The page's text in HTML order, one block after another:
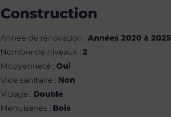
Construction
Année de rénovation : Années 2020 à 2025
Nombre de niveaux : 2
Mitoyenneté : Oui
Vide sanitaire : Non
Vitrage : Double
Menuiseries : Bois